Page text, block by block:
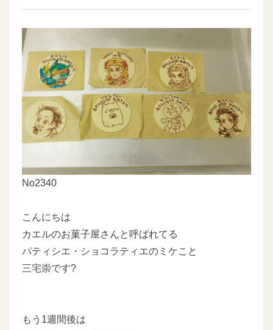
No2340
こんにちは
カエルのお菓子屋さんと呼ばれてる
パティシエ・ショコラティエのミケこと
三宅崇です?
もう1週間後は